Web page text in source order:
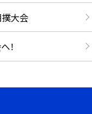
撲大会
！